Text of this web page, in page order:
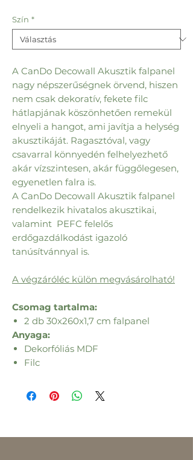
Szín *
A CanDo Decowall Akusztik falpanel
nagy népszerűségnek örvend, hiszen
nem csak dekoratív, fekete filc
hátlapjának köszönhetően remekül
elnyeli a hangot, ami javítja a helység
akusztikáját. Ragasztóval, vagy
csavarral könnyedén felhelyezhető
akár vízszintesen, akár függőlegesen,
egyenetlen falra is.
A CanDo Decowall Akusztik falpanel
rendelkezik hivatalos akusztikai,
valamint PEFC felelős
erdőgazdálkodást igazoló
tanúsítvánnyal is.
A végzáróléc külön megvásárolható!
Csomag tartalma:
2 db 30x260x1,7 cm falpanel
Anyaga:
Dekorfóliás MDF
Filc